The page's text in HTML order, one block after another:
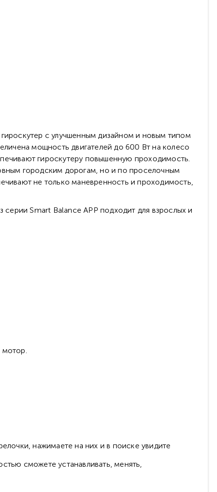
с улучшенным дизайном и новым типом
мощность двигателей до 600 Вт на колесо
гироскутеру повышенную проходимость.
городским дорогам, но и по проселочным
не только маневренность и проходимость,
Smart Balance APP подходит для взрослых и
мотор.
нажимаете на них и в поиске увидите
сможете устанавливать, менять,